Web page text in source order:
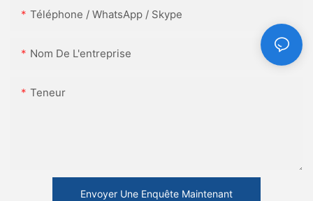
Téléphone / WhatsApp / Skype
Nom De L'entreprise
Teneur
Envoyer Une Enquête Maintenant